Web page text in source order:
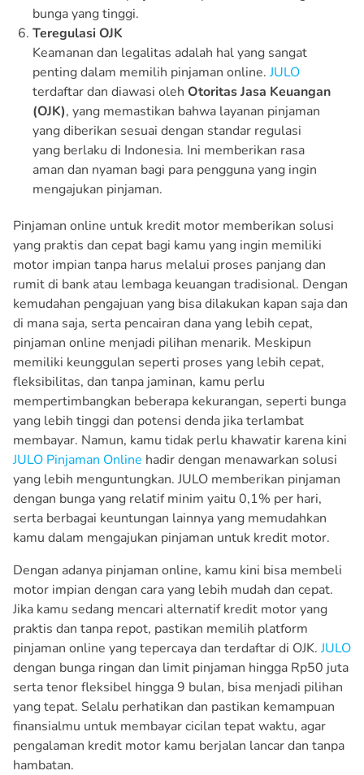
bunga yang tinggi.
Teregulasi OJK
Keamanan dan legalitas adalah hal yang sangat
penting dalam memilih pinjaman online.JULO
terdaftar dan diawasi oleh Otoritas Jasa Keuangan
(OJK), yang memastikan bahwa layanan pinjaman
yang diberikan sesuai dengan standar regulasi
yang berlaku di Indonesia. Ini memberikan rasa
aman dan nyaman bagi para pengguna yang ingin
mengajukan pinjaman.
Pinjaman online untuk kredit motor memberikan solusi
yang praktis dan cepat bagi kamu yang ingin memiliki
motor impian tanpa harus melalui proses panjang dan
rumit di bank atau lembaga keuangan tradisional. Dengan
kemudahan pengajuan yang bisa dilakukan kapan saja dan
di mana saja, serta pencairan dana yang lebih cepat,
pinjaman online menjadi pilihan menarik. Meskipun
memiliki keunggulan seperti proses yang lebih cepat,
fleksibilitas, dan tanpa jaminan, kamu perlu
mempertimbangkan beberapa kekurangan, seperti bunga
yang lebih tinggi dan potensi denda jika terlambat
membayar. Namun, kamu tidak perlu khawatir karena kini
JULO Pinjaman Online hadir dengan menawarkan solusi
yang lebih menguntungkan. JULO memberikan pinjaman
dengan bunga yang relatif minim yaitu 0,1% per hari,
serta berbagai keuntungan lainnya yang memudahkan
kamu dalam mengajukan pinjaman untuk kredit motor.
Dengan adanya pinjaman online, kamu kini bisa membeli
motor impian dengan cara yang lebih mudah dan cepat.
Jika kamu sedang mencari alternatif kredit motor yang
praktis dan tanpa repot, pastikan memilih platform
pinjaman online yang tepercaya dan terdaftar di OJK.JULO
dengan bunga ringan dan limit pinjaman hingga Rp50 juta
serta tenor fleksibel hingga 9 bulan, bisa menjadi pilihan
yang tepat. Selalu perhatikan dan pastikan kemampuan
finansialmu untuk membayar cicilan tepat waktu, agar
pengalaman kredit motor kamu berjalan lancar dan tanpa
hambatan.